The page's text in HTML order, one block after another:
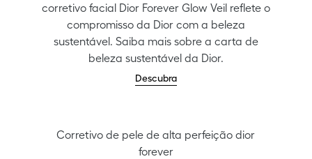
corretivo facial Dior Forever Glow Veil reflete o
compromisso da Dior com a beleza
sustentável. Saiba mais sobre a carta de
beleza sustentável da Dior.
Descubra
Corretivo de pele de alta perfeição dior
forever